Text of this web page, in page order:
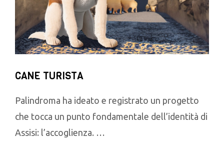
CANE TURISTA
Palindroma ha ideato e registrato un progetto
che tocca un punto fondamentale dell’identità di
Assisi: l’accoglienza. …